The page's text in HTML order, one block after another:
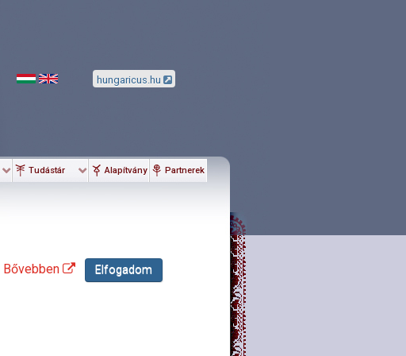
hungaricus.hu
Tudástár Alapítvány Partnerek
Bővebben Elfogadom